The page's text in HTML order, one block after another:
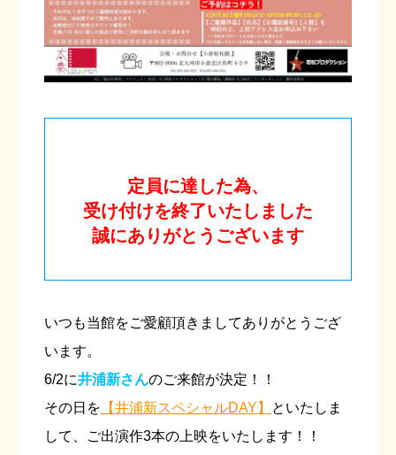
定員に達した為、
受け付けを終了いたしました
誠にありがとうございます
いつも当館をご愛顧頂きましてありがとうござ
います。
6/2に井浦新さんのご来館が決定！！
その日を 【井浦新スペシャルDAY】
といたしま
して、ご出演作3本の上映をいたします！！